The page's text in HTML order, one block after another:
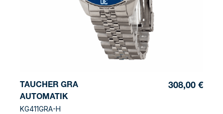
TAUCHER GRA
AUTOMATIK
KG411GRA-H
308,00 €